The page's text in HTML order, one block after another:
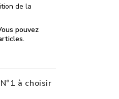
de la
pouvez
à choisir